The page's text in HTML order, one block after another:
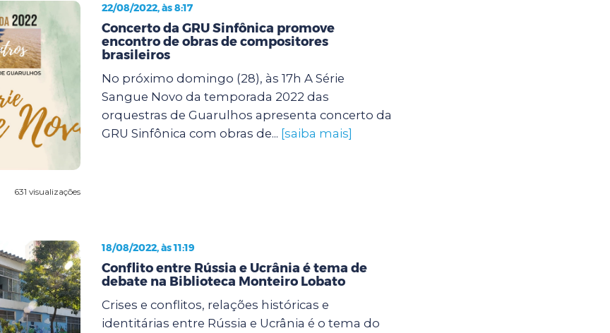
631 visualizações
22/08/2022, às 8:17
Concerto da GRU Sinfônica promove
encontro de obras de compositores
brasileiros
No próximo domingo (28), às 17h A Série
Sangue Novo da temporada 2022 das
orquestras de Guarulhos apresenta concerto da
GRU Sinfônica com obras de... [saiba mais]
18/08/2022, às 11:19
Conflito entre Rússia e Ucrânia é tema de
debate na Biblioteca Monteiro Lobato
Crises e conflitos, relações históricas e
identitárias entre Rússia e Ucrânia é o tema do